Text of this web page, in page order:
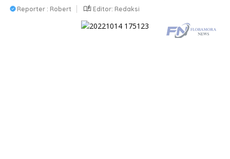
Reporter : Robert Editor: Redaksi